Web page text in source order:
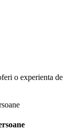
o experienta de